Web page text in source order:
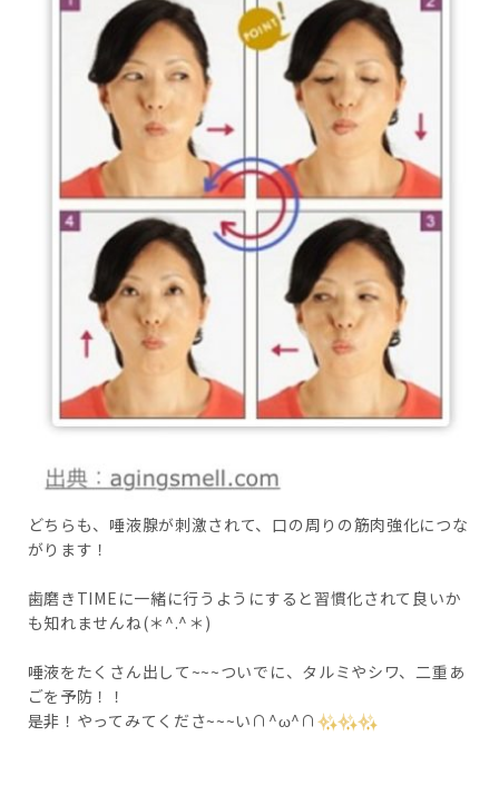
どちらも、唾液腺が刺激されて、口の周りの筋肉強化につな
がります！
歯磨きTIMEに一緒に行うようにすると習慣化されて良いか
も知れませんね(＊^.^＊)
唾液をたくさん出して~~~ついでに、タルミやシワ、二重あ
ごを予防！！
是非！やってみてくださ~~~い∩^ω^∩